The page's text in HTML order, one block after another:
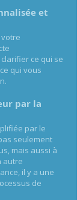
et
ce qui se
qui vous
par la
par le
seulement
mais aussi à
autre
il y a une
de